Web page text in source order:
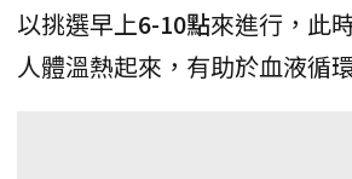
以挑選早上6-10點來進行，此
人體溫熱起來，有助於血液循